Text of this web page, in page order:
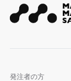
発注者の方